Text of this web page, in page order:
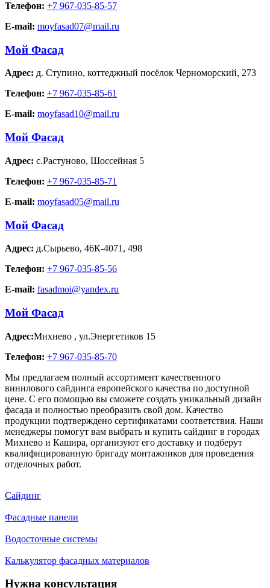
Телефон: +7 967-035-85-57
E-mail: moyfasad07@mail.ru
Мой Фасад
Адрес: д. Ступино, коттеджный посёлок Черноморский, 273
Телефон: +7 967-035-85-61
E-mail: moyfasad10@mail.ru
Мой Фасад
Адрес: с.Растуново, Шоссейная 5
Телефон: +7 967-035-85-71
E-mail: moyfasad05@mail.ru
Мой Фасад
Адрес: д.Сырьево, 46К-4071, 498
Телефон: +7 967-035-85-56
E-mail: fasadmoi@yandex.ru
Мой Фасад
Адрес:Михнево , ул.Энергетиков 15
Телефон: +7 967-035-85-70
Мы предлагаем полный ассортимент качественного
винилового сайдинга европейского качества по доступной
цене. С его помощью вы сможете создать уникальный дизайн
фасада и полностью преобразить свой дом. Качество
продукции подтверждено сертификатами соответствия. Наши
менеджеры помогут вам выбрать и купить сайдинг в городах
Михнево и Кашира, организуют его доставку и подберут
квалифицированную бригаду монтажников для проведения
отделочных работ.
Сайдинг
Фасадные панели
Водосточные системы
Калькулятор фасадных материалов
Нужна консультация